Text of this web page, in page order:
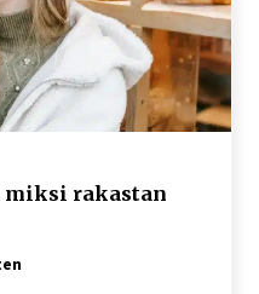
miksi rakastan